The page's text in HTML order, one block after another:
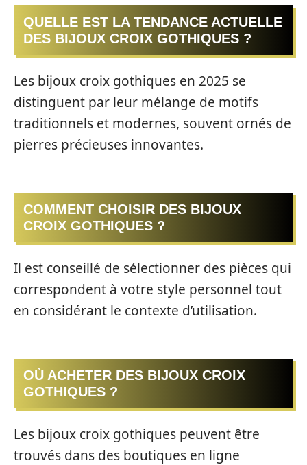
QUELLE EST LA TENDANCE ACTUELLE
DES BIJOUX CROIX GOTHIQUES ?
Les bijoux croix gothiques en 2025 se
distinguent par leur mélange de motifs
traditionnels et modernes, souvent ornés de
pierres précieuses innovantes.
COMMENT CHOISIR DES BIJOUX
CROIX GOTHIQUES ?
Il est conseillé de sélectionner des pièces qui
correspondent à votre style personnel tout
en considérant le contexte d’utilisation.
OÙ ACHETER DES BIJOUX CROIX
GOTHIQUES ?
Les bijoux croix gothiques peuvent être
trouvés dans des boutiques en ligne